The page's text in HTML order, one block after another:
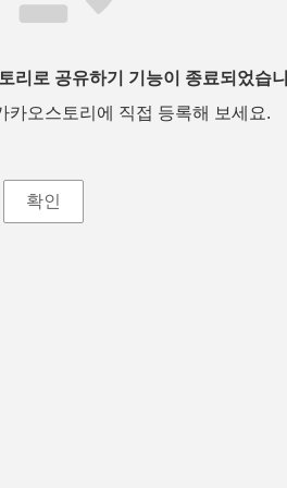
리로 공유하기 기능이 종료되었습
카오스토리에 직접 등록해 보세요.
확인